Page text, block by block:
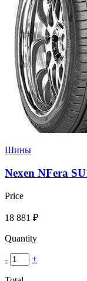
Шины
Nexen NFera
Price
18 881 ₽
Quantity
- +